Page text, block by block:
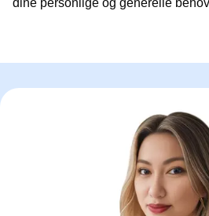
dine personlige og generelle